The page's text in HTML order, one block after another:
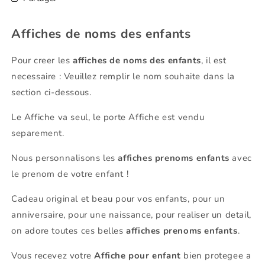
Affiches de noms des enfants
Pour creer les affiches de noms des enfants, il est
necessaire : Veuillez remplir le nom souhaite dans la
section ci-dessous.
Le Affiche va seul, le porte Affiche est vendu
separement.
Nous personnalisons lesaffiches prenoms enfants avec
le prenom de votre enfant !
Cadeau original et beau pour vos enfants, pour un
anniversaire, pour une naissance, pour realiser un detail,
on adore toutes ces bellesaffiches prenoms enfants.
Vous recevez votreAffiche pour enfant bien protegee a